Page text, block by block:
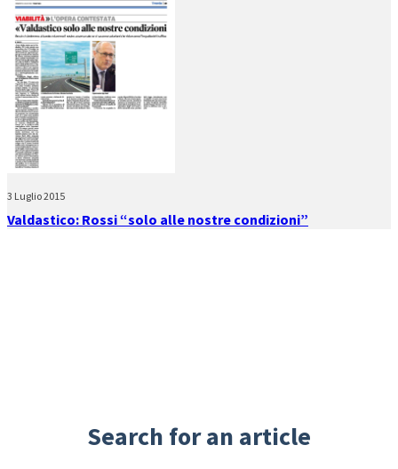
3 Luglio 2015
Valdastico: Rossi “solo alle nostre condizioni”
Search for an article